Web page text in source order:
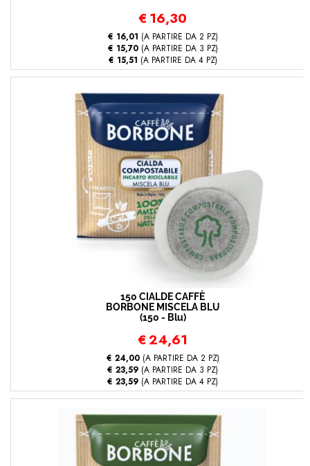
€ 16,30
€ 16,01 (A PARTIRE DA 2 PZ)
€ 15,70(A PARTIRE DA 3 PZ)
€ 15,51 (A PARTIRE DA 4 PZ)
150 CIALDE CAFFÈ
BORBONE MISCELA BLU
(150 - Blu)
€24,61
€ 24,00(A PARTIRE DA 2 PZ)
€ 23,59 (A PARTIRE DA 3 PZ)
€ 23,59 (A PARTIRE DA 4 PZ)